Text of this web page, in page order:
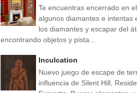
Te encuentras encerrado en
algunos diamantes e intentas
los diamantes y escapar del
encontrando objetos y pista...
Inculcation
Nuevo juego de escape de
influencia de Silent Hill,